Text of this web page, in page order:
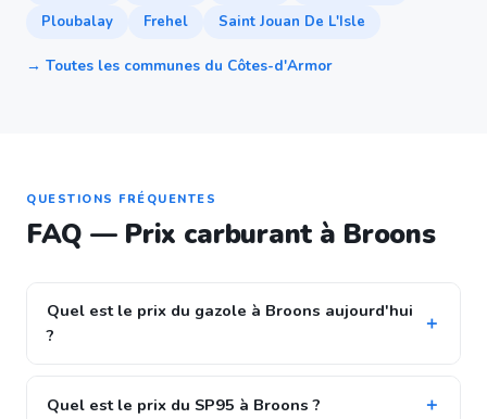
Ploubalay
Frehel Saint Jouan De L'Isle
→ Toutes les communes du Côtes-d'Armor
QUESTIONS FRÉQUENTES
FAQ — Prix carburant à Broons
Quel est le prix du gazole à Broons aujourd'hui
?
Quel est le prix du SP95 à Broons ?